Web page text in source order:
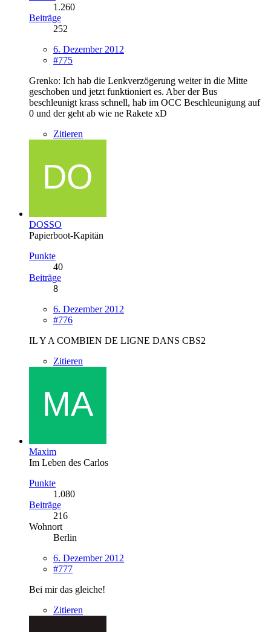
1.260
Beiträge
252
6. Dezember 2012
#775
Grenko: Ich hab die Lenkverzögerung weiter in die Mitte
geschoben und jetzt funktioniert es. Aber der Bus
beschleunigt krass schnell, hab im OCC Beschleunigung auf
0 und der geht ab wie ne Rakete xD
Zitieren
DOSSO
Papierboot-Kapitän
Punkte
40
Beiträge
8
6. Dezember 2012
#776
IL Y A COMBIEN DE LIGNE DANS CBS2
Zitieren
Maxim
Im Leben des Carlos
Punkte
1.080
Beiträge
216
Wohnort
Berlin
6. Dezember 2012
#777
Bei mir das gleiche!
Zitieren